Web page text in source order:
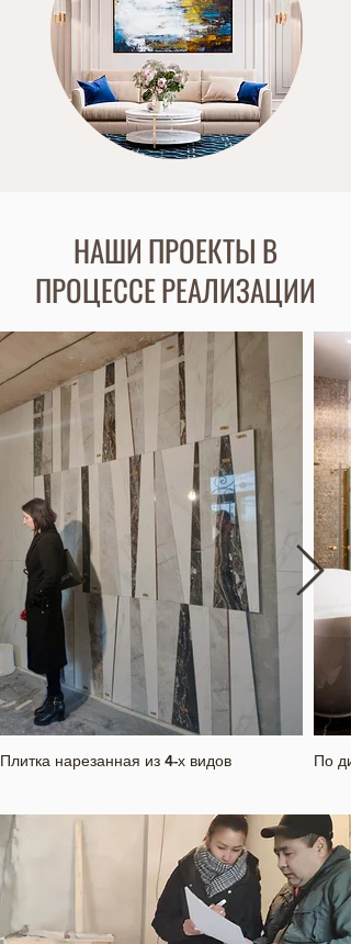
НАШИ ПРОЕКТЫ В
ПРОЦЕССЕ РЕАЛИЗАЦИИ
Плитка нарезанная из 4-х видов По